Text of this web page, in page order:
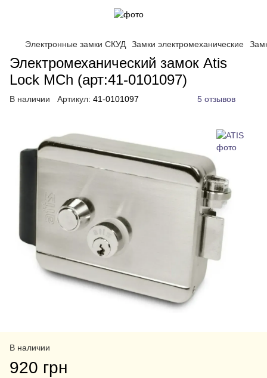
Электронные замки СКУД Замки электромеханические
Электромеханический замок Atis
Lock MCh (арт:41-0101097)
В наличии Артикул: 41-0101097 5 отзывов
В наличии
920 грн